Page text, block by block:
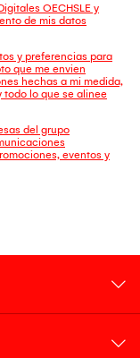
OECHSLE y
de mis datos
y preferencias para
que me envien
hechas a mi medida,
todo lo que se alinee
del grupo
eventos y